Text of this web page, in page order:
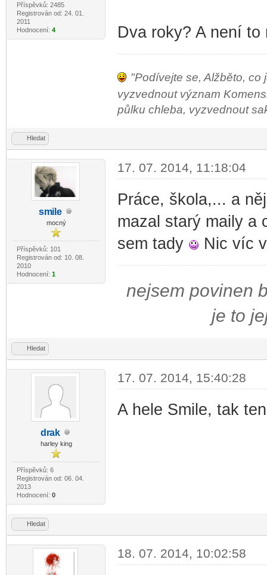
Příspěvků: 2485
Registrován od: 24. 01.
2011
Hodnocení: 4 Dva roky? A není to
"Podívejte se, Alžběto, co
vyzvednout význam
půlku chleba, vyzvednout
Hledat
smile
mocný
Příspěvků: 101
Registrován od: 10. 08.
2010
Hodnocení: 1
17. 07. 2014, 11:18:04
Práce, škola,... a
mazal starý maily a
sem tady
Nic víc
nejsem povinen
je to
Hledat
drak
harley king
Příspěvků: 6
Registrován od: 06. 04.
2013
Hodnocení: 0
17. 07. 2014, 15:40:28
A hele Smile, tak
Hledat
18. 07. 2014, 10:02:58